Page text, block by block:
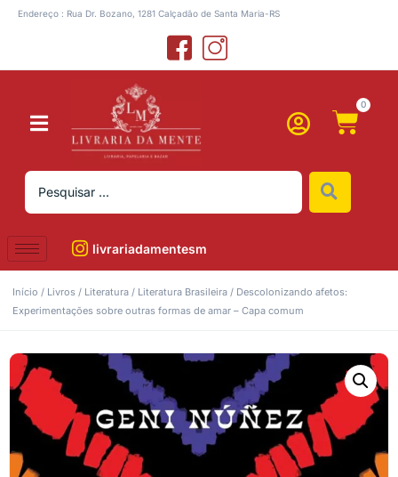
Endereço : Rua Dr. Bozano, 1281 Calçadão de Santa Maria-RS
0
livrariadamentesm
Início / Livros / Literatura / Literatura Brasileira / Descolonizando afetos:
Experimentações sobre outras formas de amar – Capa comum